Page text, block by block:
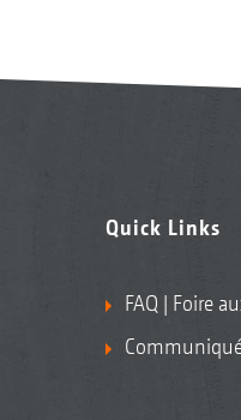
Quick Links
FAQ | Foire